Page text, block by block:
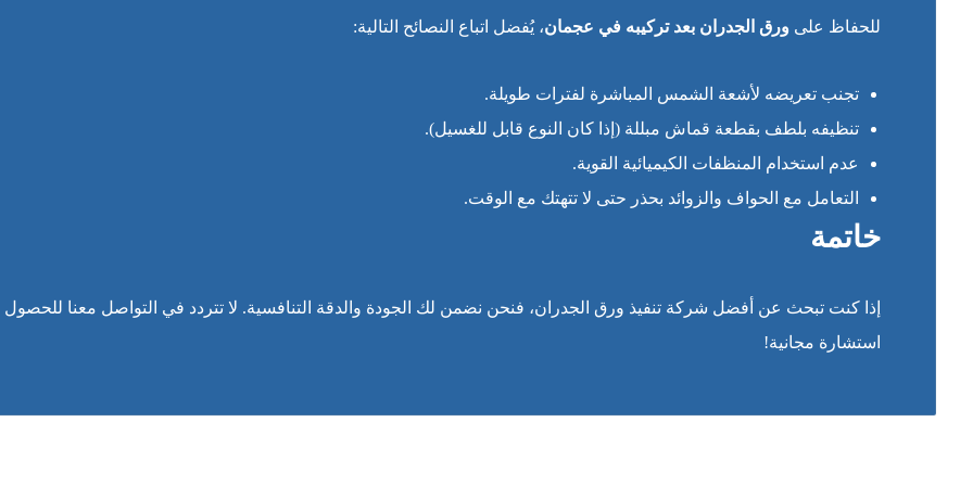
للحفاظ على ورق الجدران بعد تركيبه في عجمان، يُفضل اتباع النصائح التالية:
تجنب تعريضه لأشعة الشمس المباشرة لفترات طويلة.
تنظيفه بلطف بقطعة قماش مبللة (إذا كان النوع قابل للغسيل).
عدم استخدام المنظفات الكيميائية القوية.
التعامل مع الحواف والزوائد بحذر حتى لا تتهتك مع الوقت.
خاتمة
إذا كنت تبحث عن أفضل شركة تنفيذ ورق الجدران، فنحن نضمن لك الجودة والدقة التنافسية. لا تتردد في التواصل معنا
استشارة مجانية!